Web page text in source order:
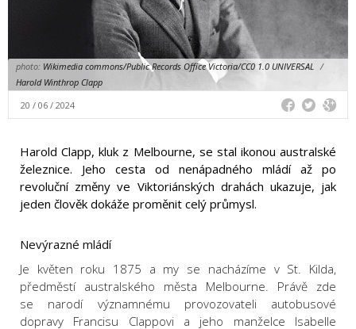
photo: Wikimedia commons/Public Records Office Victoria/CC0 1.0 UNIVERSAL /
Harold Winthrop Clapp
20 / 06 / 2024
Harold Clapp, kluk z Melbourne, se stal ikonou australské
železnice. Jeho cesta od nenápadného mládí až po
revoluční změny ve Viktoriánských drahách ukazuje, jak
jeden člověk dokáže proměnit celý průmysl.
Nevýrazné mládí
Je květen roku 1875 a my se nacházíme v St. Kilda,
předměstí australského města Melbourne. Právě zde
se narodí významnému provozovateli autobusové
dopravy Francisu Clappovi a jeho manželce Isabelle